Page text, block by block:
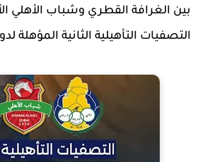
بين الغرافة القطري وشباب الأهلي
التصفيات التأهيلية الثانية المؤهلة